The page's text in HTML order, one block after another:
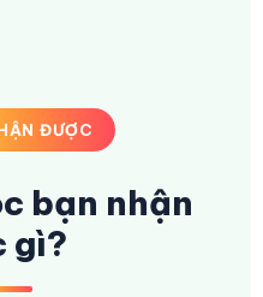
ĐƯỢC
bạn nhận
gì?